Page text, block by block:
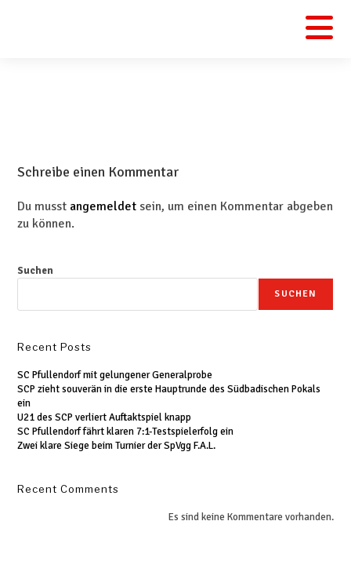
Schreibe einen Kommentar
Du musst angemeldet sein, um einen Kommentar abgeben
zu können.
Suchen
SUCHEN
Recent Posts
SC Pfullendorf mit gelungener Generalprobe
SCP zieht souverän in die erste Hauptrunde des Südbadischen Pokals
ein
U21 des SCP verliert Auftaktspiel knapp
SC Pfullendorf fährt klaren 7:1-Testspielerfolg ein
Zwei klare Siege beim Turnier der SpVgg F.A.L.
Recent Comments
Es sind keine Kommentare vorhanden.